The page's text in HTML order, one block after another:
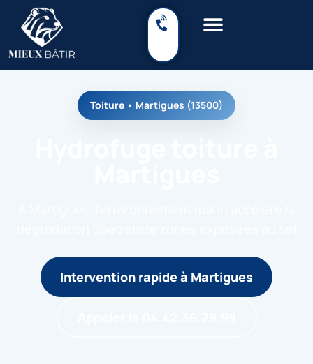
Toiture • Martigues (13500)
Intervention rapide à Martigues